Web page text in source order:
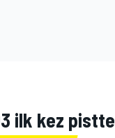
ilk kez pistte